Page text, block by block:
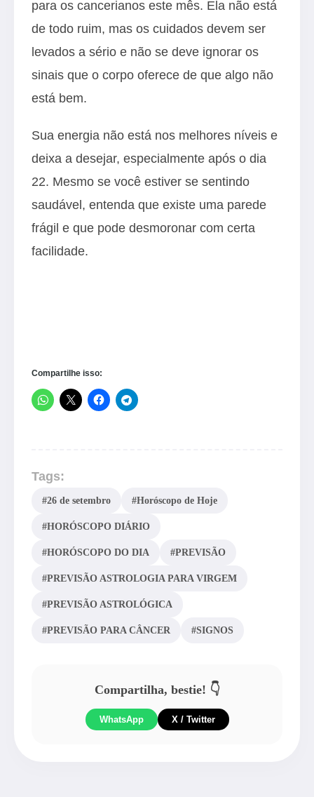
para os cancerianos este mês. Ela não está
de todo ruim, mas os cuidados devem ser
levados a sério e não se deve ignorar os
sinais que o corpo oferece de que algo não
está bem.
Sua energia não está nos melhores níveis e
deixa a desejar, especialmente após o dia
22. Mesmo se você estiver se sentindo
saudável, entenda que existe uma parede
frágil e que pode desmoronar com certa
facilidade.
Compartilhe isso:
Tags:
#26 de setembro #Horóscopo de Hoje
#HORÓSCOPO DIÁRIO
#HORÓSCOPO DO DIA #PREVISÃO
#PREVISÃO ASTROLOGIA PARA VIRGEM
#PREVISÃO ASTROLÓGICA
#PREVISÃO PARA CÂNCER #SIGNOS
Compartilha, bestie! 👇
WhatsApp X / Twitter